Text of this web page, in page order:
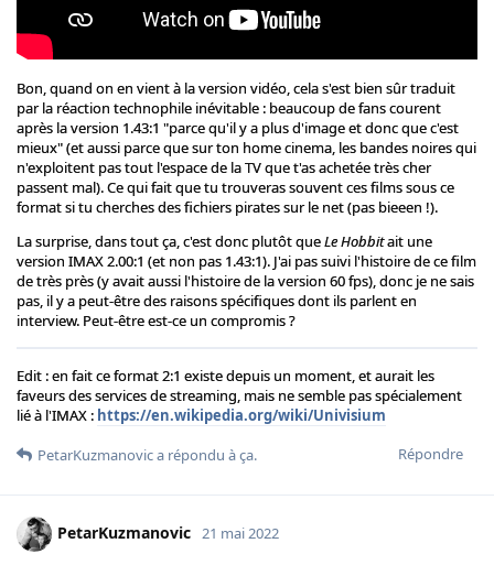
Bon, quand on en vient à la version vidéo, cela s'est bien sûr traduit
par la réaction technophile inévitable : beaucoup de fans courent
après la version 1.43:1 "parce qu'il y a plus d'image et donc que c'est
mieux" (et aussi parce que sur ton home cinema, les bandes noires qui
n'exploitent pas tout l'espace de la TV que t'as achetée très cher
passent mal). Ce qui fait que tu trouveras souvent ces films sous ce
format si tu cherches des fichiers pirates sur le net (pas bieeen !).
La surprise, dans tout ça, c'est donc plutôt queLe Hobbitait une
version IMAX 2.00:1 (et non pas 1.43:1). J'ai pas suivi l'histoire de ce film
de très près (y avait aussi l'histoire de la version 60 fps), donc je ne sais
pas, il y a peut-être des raisons spécifiques dont ils parlent en
interview. Peut-être est-ce un compromis ?
Edit : en fait ce format 2:1 existe depuis un moment, et aurait les
faveurs des services de streaming, mais ne semble pas spécialement
lié à l'IMAX : https://en.wikipedia.org/wiki/Univisium
Répondre
PetarKuzmanovica répondu à ça.
PetarKuzmanovic 21 mai 2022